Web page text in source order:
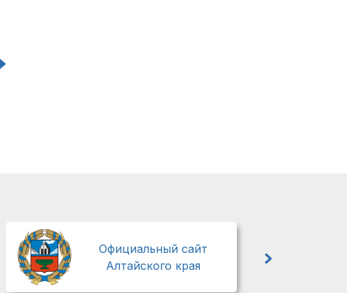
Официальный сайт
Алтайского края